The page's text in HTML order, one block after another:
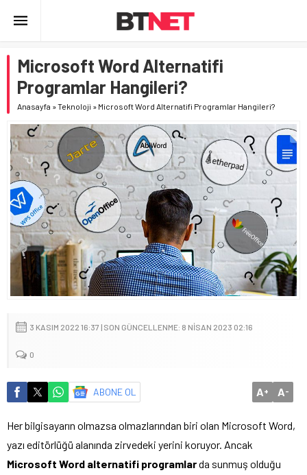
Microsoft Word Alternatifi
Programlar Hangileri?
Anasayfa »Teknoloji » Microsoft Word Alternatifi Programlar Hangileri?
3 KASIM 2022 16:37 | SON GÜNCELLENME: 8 NISAN 2023 02:16
0
ABONE OL A+ A-
Her bilgisayarın olmazsa olmazlarından biri olan Microsoft Word,
yazı editörlüğü alanında zirvedeki yerini koruyor. Ancak
Microsoft Word alternatifi programlarda sunmuş olduğu